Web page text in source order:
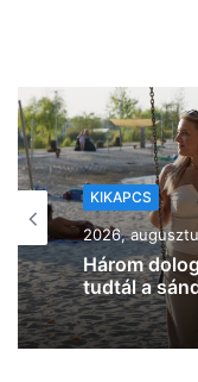
KIKAPCS
2026,
Na, ez
jegyet VIP-
Szegeden!